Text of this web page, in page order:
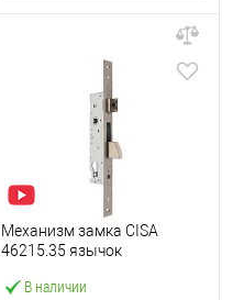
В наличии
Механизм замка CISA
46215.35 язычок
нержавеющая сталь